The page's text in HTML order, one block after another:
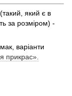
(такий, який є в
за розміром) -
варіанти
прикрас».